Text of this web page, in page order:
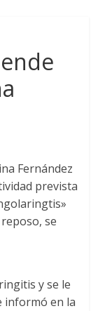
Fernández
prevista
se
y se le
informó en la